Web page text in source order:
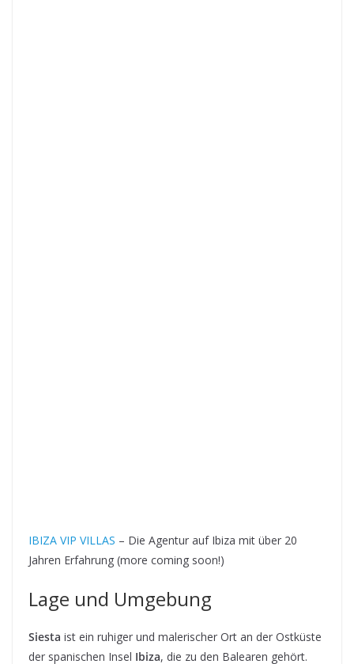
IBIZA VIP VILLAS – Die Agentur auf Ibiza mit über 20
Jahren Erfahrung (more coming soon!)
Lage und Umgebung
Siesta ist ein ruhiger und malerischer Ort an der Ostküste
der spanischen Insel Ibiza, die zu den Balearen gehört.